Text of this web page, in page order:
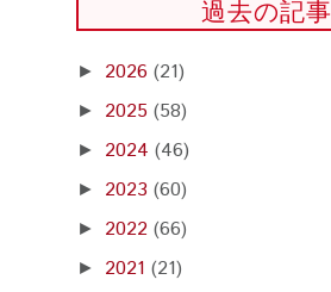
過去の記事
► 2026 (21)
► 2025 (58)
► 2024 (46)
► 2023 (60)
► 2022 (66)
► 2021 (21)